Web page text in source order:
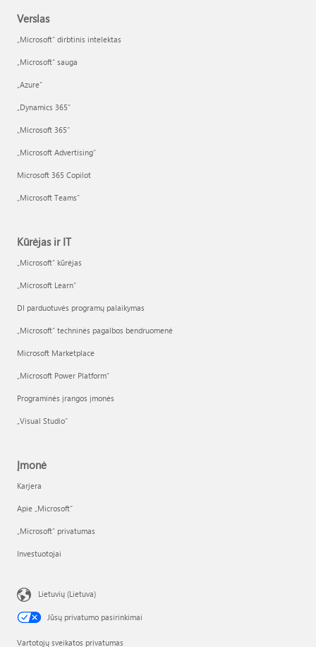
Verslas
„Microsoft“ dirbtinis intelektas
„Microsoft“ sauga
„Azure”
„Dynamics 365“
„Microsoft 365“
„Microsoft Advertising“
Microsoft 365 Copilot
„Microsoft Teams“
Kūrėjas ir IT
„Microsoft“ kūrėjas
„Microsoft Learn“
DI parduotuvės programų palaikymas
„Microsoft“ techninės pagalbos bendruomenė
Microsoft Marketplace
„Microsoft Power Platform“
Programinės įrangos įmonės
„Visual Studio“
Įmonė
Karjera
Apie „Microsoft“
„Microsoft“ privatumas
Investuotojai
Lietuvių (Lietuva)
Jūsų privatumo pasirinkimai
Vartotojų sveikatos privatumas